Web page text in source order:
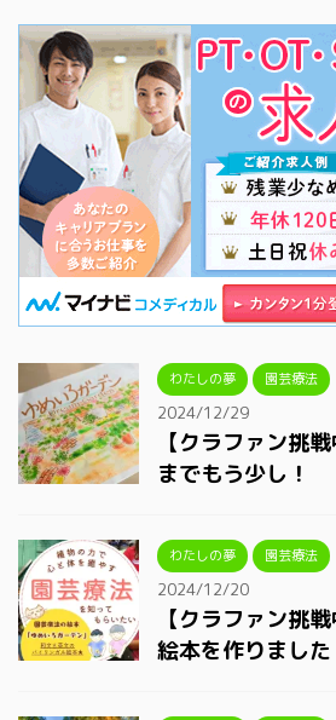
わたしの夢 園芸療法
2024/12/29
【クラファン挑
までもう少し！
わたしの夢 園芸療法
2024/12/20
【クラファン挑
絵本を作りました